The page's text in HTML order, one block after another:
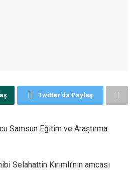
Twitter'da Paylaş
Samsun Eğitim ve Araştırma
Selahattin Kırımlı’nın amcası